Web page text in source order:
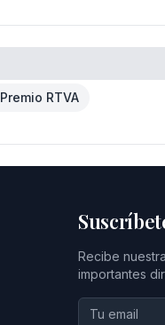
Premio RTVA
Recibe
importantes